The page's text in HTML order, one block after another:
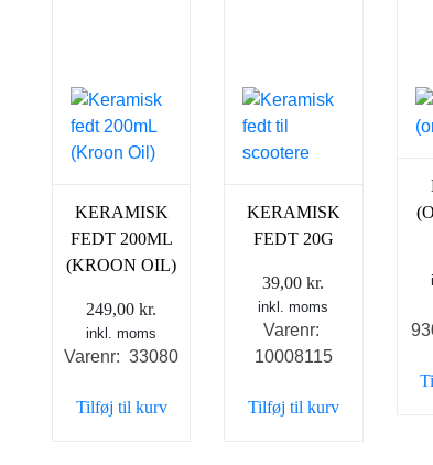
KERAMISK
FEDT 200ML
(KROON OIL)
249,00kr.
inkl. moms
Varenr: 33080
Tilføj til kurv
KERAMISK
FEDT 20G
39,00kr.
inkl. moms
Varenr:
10008115
Tilføj til kurv